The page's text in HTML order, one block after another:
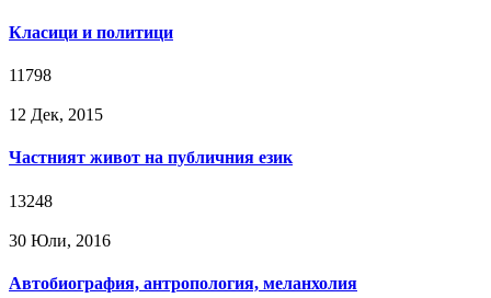
Класици и политици
11798
12 Дек, 2015
Частният живот на публичния език
13248
30 Юли, 2016
Автобиография, антропология, меланхолия